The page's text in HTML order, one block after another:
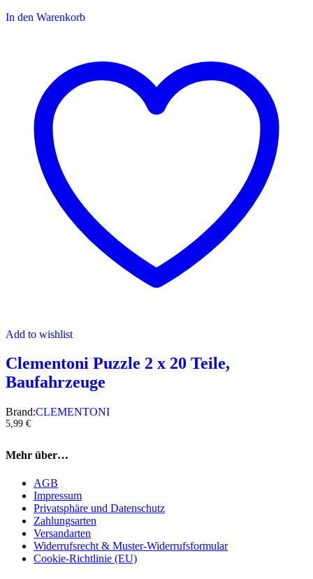
In den Warenkorb
Add to wishlist
Clementoni Puzzle 2 x 20 Teile,
Baufahrzeuge
Brand:CLEMENTONI
5,99 €
Mehr über…
AGB
Impressum
Privatsphäre und Datenschutz
Zahlungsarten
Versandarten
Widerrufsrecht & Muster-Widerrufsformular
Cookie-Richtlinie (EU)